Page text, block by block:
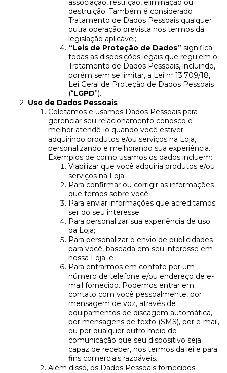
associação, restrição, eliminação ou
destruição. Também é considerado
Tratamento de Dados Pessoais qualquer
outra operação prevista nos termos da
legislação aplicável;
“Leis de Proteção de Dados” significa
todas as disposições legais que regulem o
Tratamento de Dados Pessoais, incluindo,
porém sem se limitar, a Lei nº 13.709/18,
Lei Geral de Proteção de Dados Pessoais
(“LGPD”).
Uso de Dados Pessoais
Coletamos e usamos Dados Pessoais para
gerenciar seu relacionamento conosco e
melhor atendê-lo quando você estiver
adquirindo produtos e/ou serviços na Loja,
personalizando e melhorando sua experiência.
Exemplos de como usamos os dados incluem:
Viabilizar que você adquiria produtos e/ou
serviços na Loja;
Para confirmar ou corrigir as informações
que temos sobre você;
Para enviar informações que acreditamos
ser do seu interesse;
Para personalizar sua experiência de uso
da Loja;
Para personalizar o envio de publicidades
para você, baseada em seu interesse em
nossa Loja; e
Para entrarmos em contato por um
número de telefone e/ou endereço de e-
mail fornecido. Podemos entrar em
contato com você pessoalmente, por
mensagem de voz, através de
equipamentos de discagem automática,
por mensagens de texto (SMS), por e-mail,
ou por qualquer outro meio de
comunicação que seu dispositivo seja
capaz de receber, nos termos da lei e para
fins comerciais razoáveis.
Além disso, os Dados Pessoais fornecidos